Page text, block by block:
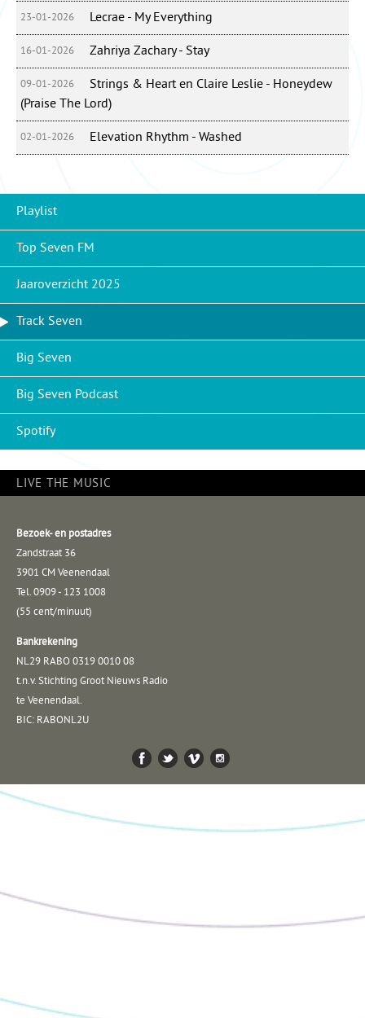
23-01-2026 Lecrae - My Everything
16-01-2026 Zahriya Zachary - Stay
09-01-2026
Strings & Heart en Claire Leslie - Honeydew
(Praise The Lord)
02-01-2026 Elevation Rhythm - Washed
Playlist
Top Seven FM
Jaaroverzicht 2025
Track Seven
Big Seven
Big Seven Podcast
Spotify
LIVE THE MUSIC
Bezoek- en postadres
Zandstraat 36
3901 CM Veenendaal
Tel. 0909 - 123 1008
(55 cent/minuut)
Bankrekening
NL29 RABO 0319 0010 08
t.n.v. Stichting Groot Nieuws Radio
te Veenendaal.
BIC: RABONL2U